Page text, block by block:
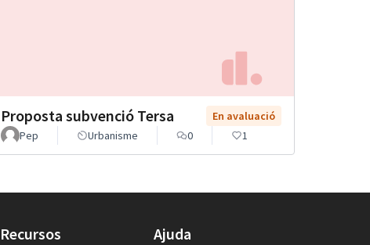
Proposta subvenció Tersa
En avaluació
Pep
Urbanisme 0 1
Recursos Ajuda